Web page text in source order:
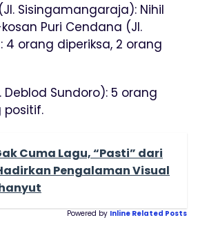
Sisingamangaraja): Nihil
Puri Cendana (Jl.
4 orang diperiksa, 2 orang
Deblod Sundoro): 5 orang
positif.
Cuma Lagu, “Pasti” dari
Pengalaman Visual
Powered by Inline Related Posts